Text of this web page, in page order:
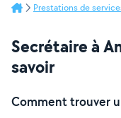
Prestations de
Secrétaire à
savoir
Comment trouver